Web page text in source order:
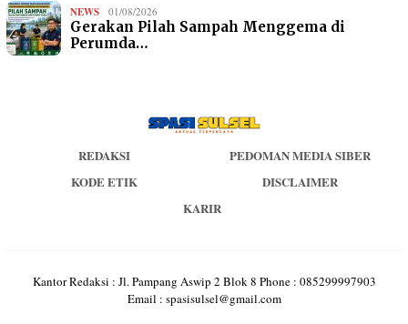
NEWS 01/08/2026
Gerakan Pilah Sampah Menggema di
Perumda…
REDAKSI
PEDOMAN MEDIA SIBER
KODE ETIK
DISCLAIMER
KARIR
Kantor Redaksi : Jl. Pampang Aswip 2 Blok 8 Phone : 085299997903
Email : spasisulsel@gmail.com